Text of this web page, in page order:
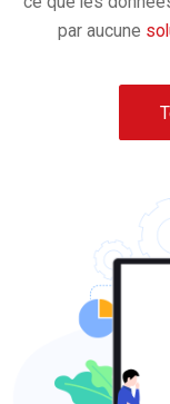
par aucune